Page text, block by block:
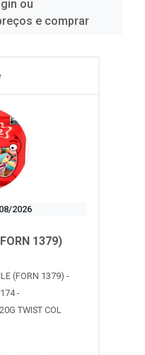
ou
e comprar
2026
1379)
(FORN 1379) -
-
TWIST COL